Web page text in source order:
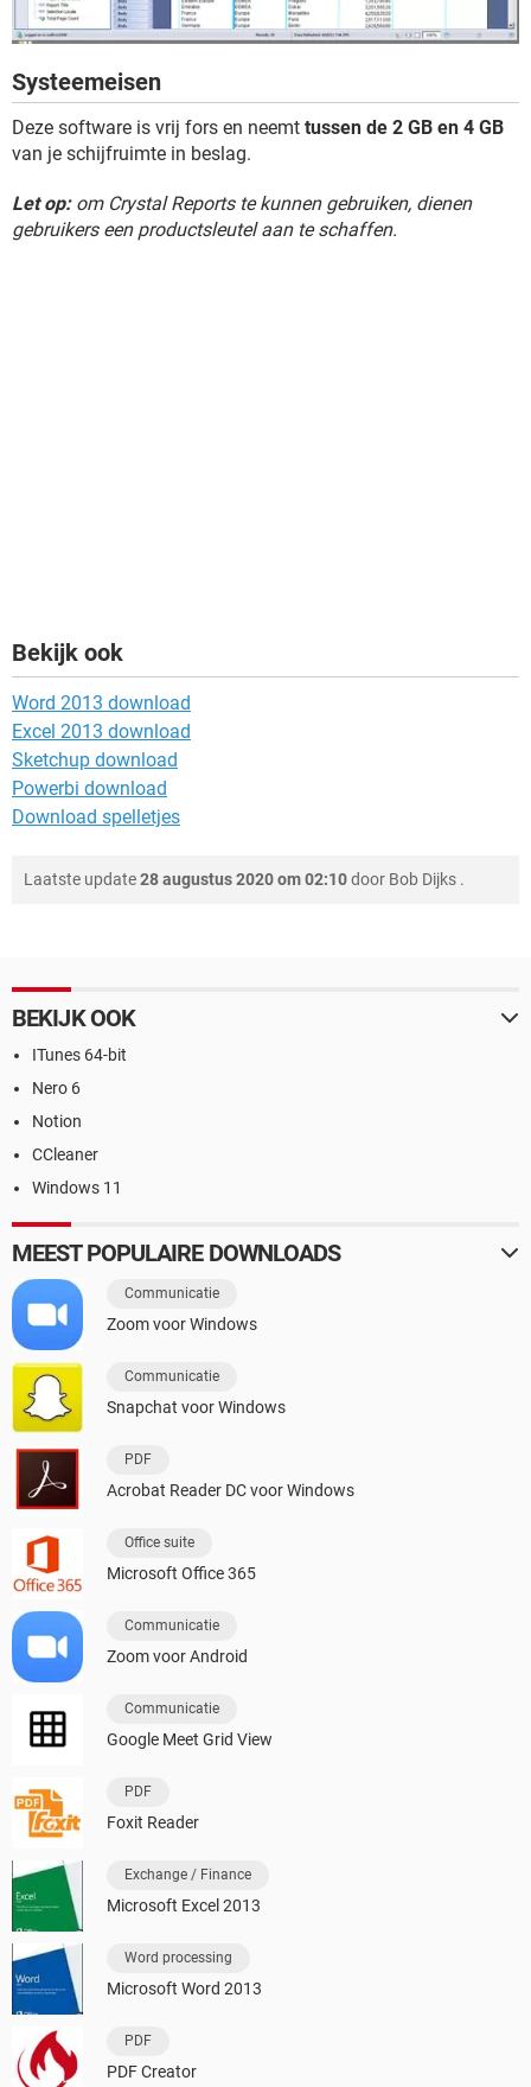
Systeemeisen
Deze software is vrij fors en neemt tussen de 2 GB en 4 GB
van je schijfruimte in beslag.
Let op:om Crystal Reports te kunnen gebruiken, dienen
gebruikers een productsleutel aan te schaffen.
Bekijk ook
Word 2013 download
Excel 2013 download
Sketchup download
Powerbi download
Download spelletjes
Laatste update28 augustus 2020 om 02:10door Bob Dijks .
BEKIJK OOK
ITunes 64-bit
Nero 6
Notion
CCleaner
Windows 11
MEEST POPULAIRE DOWNLOADS
Communicatie
Zoom voor Windows
Communicatie
Snapchat voor Windows
PDF
Acrobat Reader DC voor Windows
Office suite
Microsoft Office 365
Communicatie
Zoom voor Android
Communicatie
Google Meet Grid View
PDF
Foxit Reader
Exchange / Finance
Microsoft Excel 2013
Word processing
Microsoft Word 2013
PDF
PDF Creator